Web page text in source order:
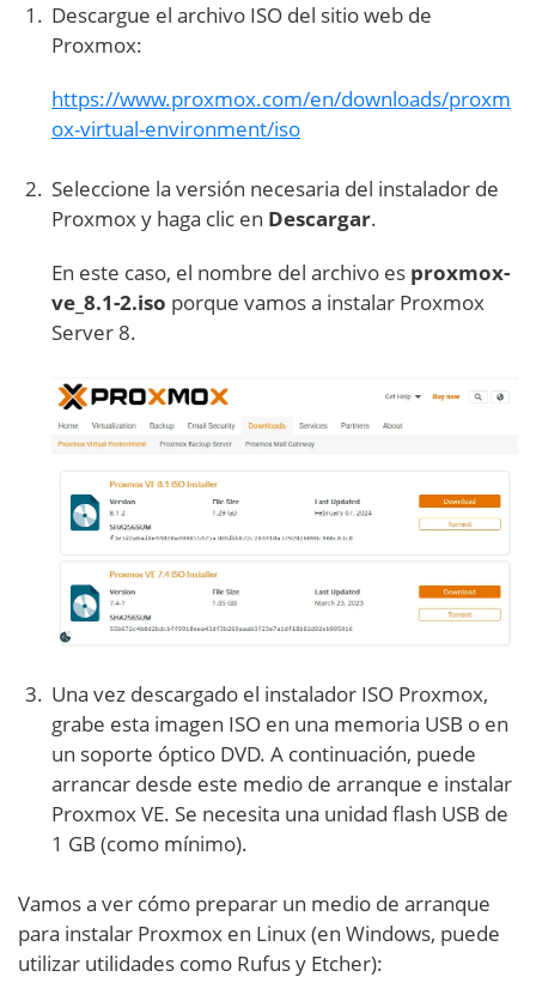
Descargue el archivo ISO del sitio web de
Proxmox:
https://www.proxmox.com/en/downloads/proxm
ox-virtual-environment/iso
Seleccione la versión necesaria del instalador de
Proxmox y haga clic en Descargar.
En este caso, el nombre del archivo es proxmox-
ve_8.1-2.iso porque vamos a instalar Proxmox
Server 8.
Una vez descargado el instalador ISO Proxmox,
grabe esta imagen ISO en una memoria USB o en
un soporte óptico DVD. A continuación, puede
arrancar desde este medio de arranque e instalar
Proxmox VE. Se necesita una unidad flash USB de
1 GB (como mínimo).
Vamos a ver cómo preparar un medio de arranque
para instalar Proxmox en Linux (en Windows, puede
utilizar utilidades como Rufus y Etcher):